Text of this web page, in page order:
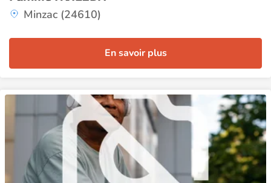
Minzac (24610)
En savoir plus